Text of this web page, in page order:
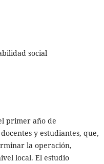
social
primer año de
y estudiantes, que,
la operación,
local. El estudio